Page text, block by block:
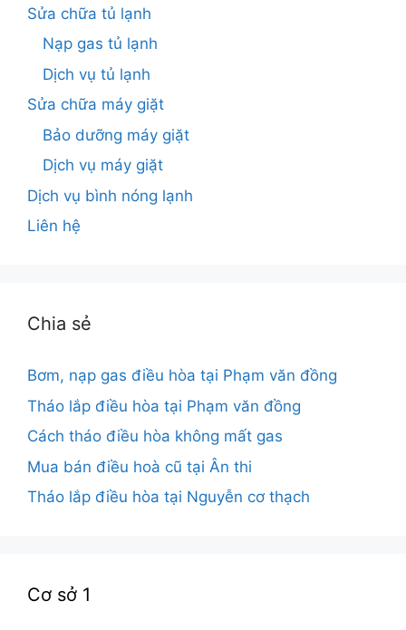
Sửa chữa tủ lạnh
Nạp gas tủ lạnh
Dịch vụ tủ lạnh
Sửa chữa máy giặt
Bảo dưỡng máy giặt
Dịch vụ máy giặt
Dịch vụ bình nóng lạnh
Liên hệ
Chia sẻ
Bơm, nạp gas điều hòa tại Phạm văn đồng
Tháo lắp điều hòa tại Phạm văn đồng
Cách tháo điều hòa không mất gas
Mua bán điều hoà cũ tại Ân thi
Tháo lắp điều hòa tại Nguyễn cơ thạch
Cơ sở 1